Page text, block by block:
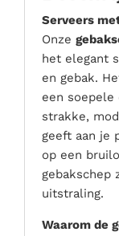
Serveer
Servies &
Speciale
Stroom
Tafel
Tenten &
Veiligheid,
Serveers
Onze
het elegant
en gebak.
een
strakke,
geeft aan je
op een
gebakschep
uitstraling.
Waarom de